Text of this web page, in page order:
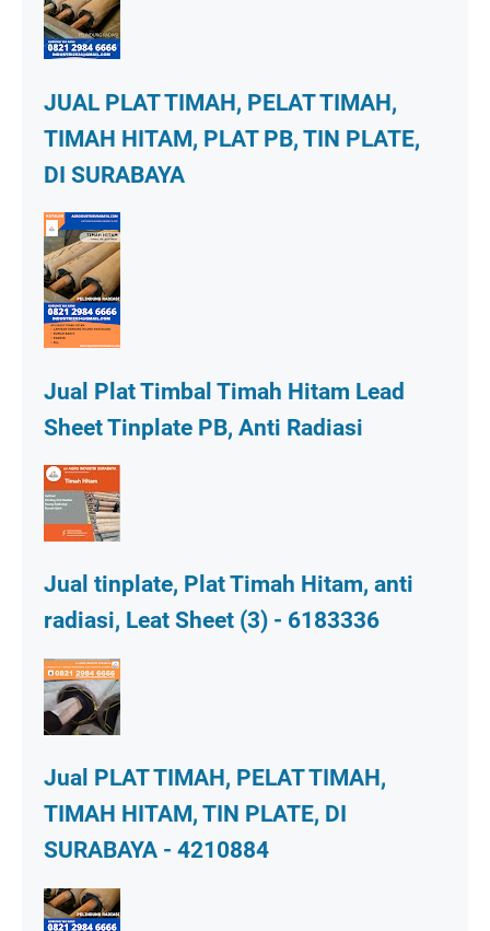
JUAL PLAT TIMAH, PELAT TIMAH,
TIMAH HITAM, PLAT PB, TIN PLATE,
DI SURABAYA
Jual Plat Timbal Timah Hitam Lead
Sheet Tinplate PB, Anti Radiasi
Jual tinplate, Plat Timah Hitam, anti
radiasi, Leat Sheet (3) - 6183336
Jual PLAT TIMAH, PELAT TIMAH,
TIMAH HITAM, TIN PLATE, DI
SURABAYA - 4210884